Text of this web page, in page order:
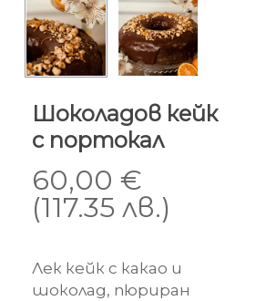
Шоколадов кейк
с портокал
60,00 €
(117.35 лв.)
Лек кейк с какао и
шоколад, пюриран